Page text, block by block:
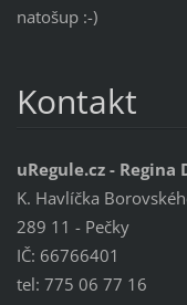
natošup :-)
Kontakt
uRegule.cz - Regina
K. Havlíčka
289 11 - Pečky
IČ: 66766401
tel: 775 06 77 16